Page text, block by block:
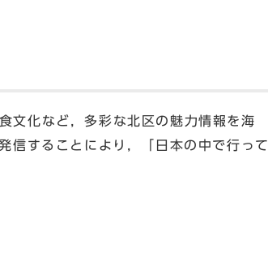
文化など，多彩な北区の魅力情報を海
信することにより，「日本の中で行って